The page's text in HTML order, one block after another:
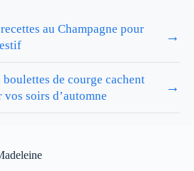
au Champagne pour
→
boulettes de courge cachent
soirs d’automne
→